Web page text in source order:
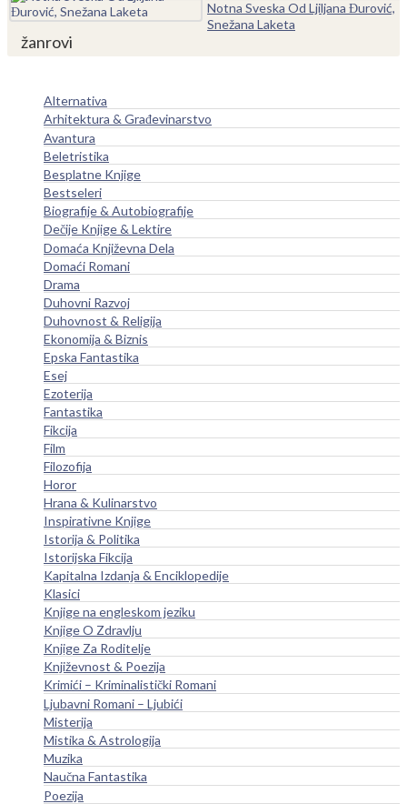
Notna Sveska Od Ljiljana Đurović,
Snežana Laketa
žanrovi
Alternativa
Arhitektura & Građevinarstvo
Avantura
Beletristika
Besplatne Knjige
Bestseleri
Biografije & Autobiografije
Dečije Knjige & Lektire
Domaća Književna Dela
Domaći Romani
Drama
Duhovni Razvoj
Duhovnost & Religija
Ekonomija & Biznis
Epska Fantastika
Esej
Ezoterija
Fantastika
Fikcija
Film
Filozofija
Horor
Hrana & Kulinarstvo
Inspirativne Knjige
Istorija & Politika
Istorijska Fikcija
Kapitalna Izdanja & Enciklopedije
Klasici
Knjige na engleskom jeziku
Knjige O Zdravlju
Knjige Za Roditelje
Književnost & Poezija
Krimići – Kriminalistički Romani
Ljubavni Romani – Ljubići
Misterija
Mistika & Astrologija
Muzika
Naučna Fantastika
Poezija